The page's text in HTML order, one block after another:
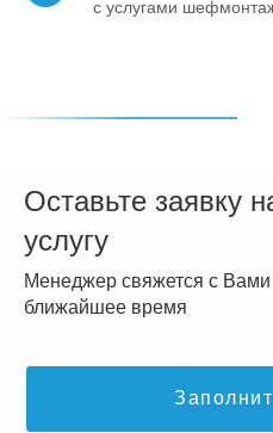
с услугами
Менеджер свяжется с Вами
ближайшее время
Оставьте заявку
услугу